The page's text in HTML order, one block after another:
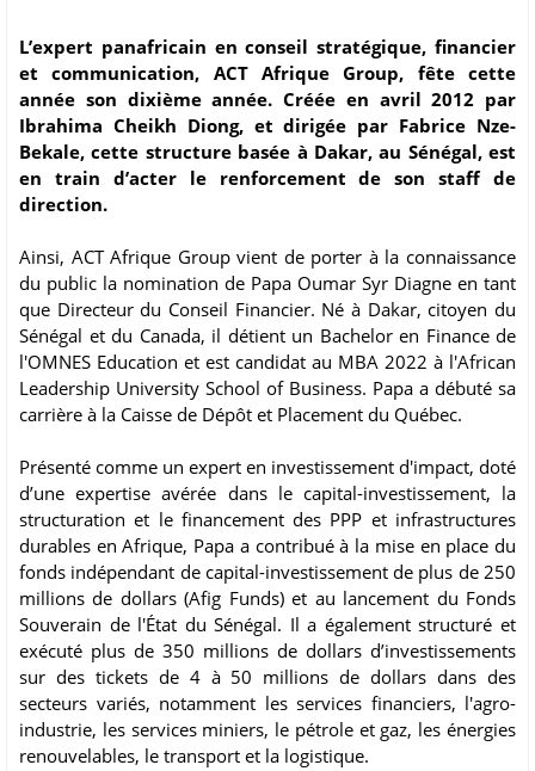
L’expert panafricain en conseil stratégique, financier
et communication, ACT Afrique Group, fête cette
année son dixième année. Créée en avril 2012 par
Ibrahima Cheikh Diong, et dirigée par Fabrice Nze-
Bekale, cette structure basée à Dakar, au Sénégal, est
en train d’acter le renforcement de son staff de
direction.
Ainsi, ACT Afrique Group vient de porter à la connaissance
du public la nomination de Papa Oumar Syr Diagne en tant
que Directeur du Conseil Financier. Né à Dakar, citoyen du
Sénégal et du Canada, il détient un Bachelor en Finance de
l'OMNES Education et est candidat au MBA 2022 à l'African
Leadership University School of Business. Papa a débuté sa
carrière à la Caisse de Dépôt et Placement du Québec.
Présenté comme un expert en investissement d'impact, doté
d’une expertise avérée dans le capital-investissement, la
structuration et le financement des PPP et infrastructures
durables en Afrique, Papa a contribué à la mise en place du
fonds indépendant de capital-investissement de plus de 250
millions de dollars (Afig Funds) et au lancement du Fonds
Souverain de l'État du Sénégal. Il a également structuré et
exécuté plus de 350 millions de dollars d’investissements
sur des tickets de 4 à 50 millions de dollars dans des
secteurs variés, notamment les services financiers, l'agro-
industrie, les services miniers, le pétrole et gaz, les énergies
renouvelables, le transport et la logistique.